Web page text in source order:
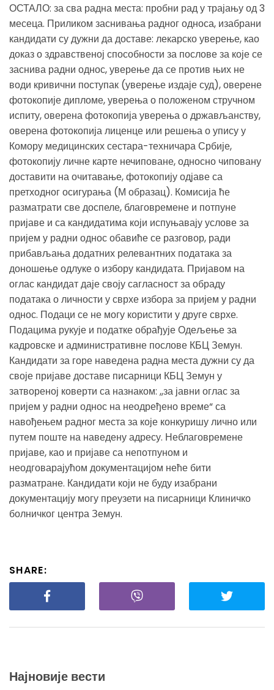
ОСТАЛО: за сва радна места: пробни рад у трајању од 3
месеца. Приликом заснивања радног односа, изабрани
кандидати су дужни да доставе: лекарско уверење, као
доказ о здравственој способности за послове за које се
заснива радни однос, уверење да се против њих не
води кривични поступак (уверење издаје суд), оверене
фотокопије дипломе, уверења о положеном стручном
испиту, оверена фотокопија уверења о држављанству,
оверена фотокопија лиценце или решења о упису у
Комору медицинских сестара-техничара Србије,
фотокопију личне карте нечиповане, односно чиповану
доставити на очитавање, фотокопију одјаве са
претходног осигурања (М образац). Комисија ће
разматрати све доспеле, благовремене и потпуне
пријаве и са кандидатима који испуњавају услове за
пријем у радни однос обавиће се разговор, ради
прибављања додатних релевантних података за
доношење одлуке о избору кандидата. Пријавом на
оглас кандидат даје своју сагласност за обраду
података о личности у сврхе избора за пријем у радни
однос. Подаци се не могу користити у друге сврхе.
Подацима рукује и податке обрађује Одељење за
кадровске и административне послове КБЦ Земун.
Кандидати за горе наведена радна места дужни су да
своје пријаве доставе писарници КБЦ Земун у
затвореној коверти са назнаком: ,,за јавни оглас за
пријем у радни однос на неодређено време“ са
навођењем радног места за које конкуришу лично или
путем поште на наведену адресу. Неблаговремене
пријаве, као и пријаве са непотпуном и
неодговарајућом документацијом неће бити
разматране. Кандидати који не буду изабрани
документацију могу преузети на писарници Клиничко
болничког центра Земун.
SHARE:
Најновије вести